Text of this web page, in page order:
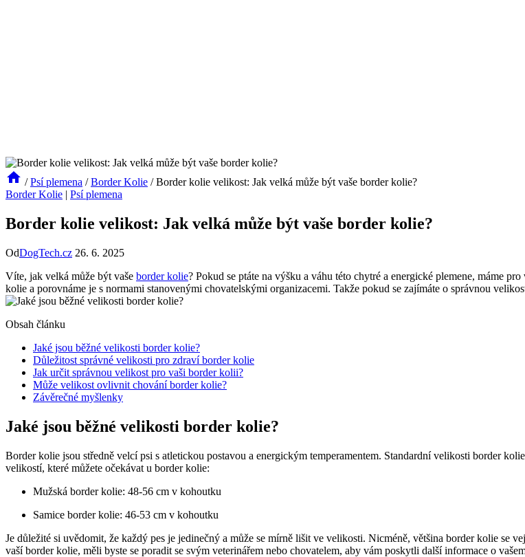
/ Psí plemena / Border Kolie / Border kolie velikost: Jak velká může být vaše border kolie?
Border Kolie | Psí plemena
Border kolie velikost: Jak velká může být vaše border kolie?
OdDogTech.cz 26. 6. 2025
Víte, jak velká může být vaše border kolie? Pokud se ptáte na výšku a váhu této chytré a energické plemene, máme
kolie a porovnáme je s normami stanovenými chovatelskými organizacemi. Takže pokud se zajímáte o správnou
Obsah článku
Jaké jsou běžné velikosti border kolie?
Důležitost správné velikosti pro zdraví border kolie
Jak určit správnou velikost pro vaši border kolii?
Může velikost ovlivnit chování border kolie?
Závěrečné myšlenky
Jaké jsou běžné velikosti border kolie?
Border kolie jsou středně velcí psi s atletickou postavou a energickým temperamentem. Standardní velikosti border
velikostí, které můžete očekávat u border kolie:
Mužská border kolie: 48-56 cm v kohoutku
Samice border kolie: 46-53 cm v kohoutku
Je důležité si uvědomit, že každý pes je jedinečný a může se mírně lišit ve velikosti. Nicméně, většina border kolie se
vaší border kolie, měli byste se poradit se svým veterinářem nebo chovatelem, aby vám poskytli další informace o